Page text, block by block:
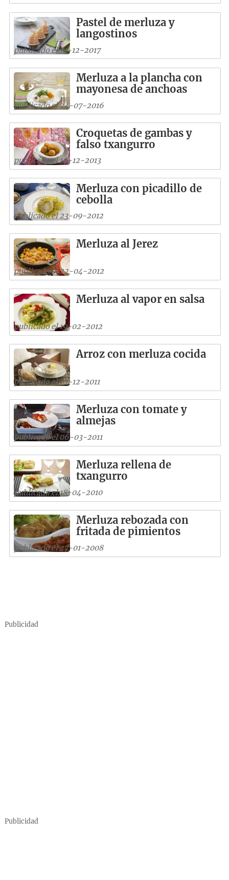
Pastel de merluza y
langostinos
publicado el 10-12-2017
Merluza a la plancha con
mayonesa de anchoas
publicado el 24-07-2016
Croquetas de gambas y
falso txangurro
publicado el 16-12-2013
Merluza con picadillo de
cebolla
publicado el 23-09-2012
Merluza al Jerez
publicado el 22-04-2012
Merluza al vapor en salsa
publicado el 19-02-2012
Arroz con merluza cocida
publicado el 16-12-2011
Merluza con tomate y
almejas
publicado el 06-03-2011
Merluza rellena de
txangurro
publicado el 18-04-2010
Merluza rebozada con
fritada de pimientos
publicado el 27-01-2008
Publicidad
Publicidad